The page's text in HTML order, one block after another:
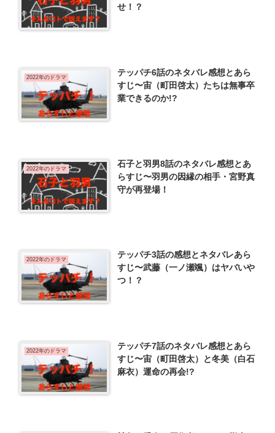
せ！？
2022年のドラマ
テッパチ6話のネタバレ感想とあら
すじ〜宙（町田啓太）たちは無事卒
業できるのか!?
2022年のドラマ
石子と羽男8話のネタバレ感想とあ
らすじ〜羽男の因縁の相手・宮野真
守が再登場！
2022年のドラマ
テッパチ3話の感想とネタバレあら
すじ〜武藤（一ノ瀬颯）はヤバいや
つ！？
2022年のドラマ
テッパチ7話のネタバレ感想とあら
すじ〜宙（町田啓太）と冬美（白石
麻衣）運命の再会!?